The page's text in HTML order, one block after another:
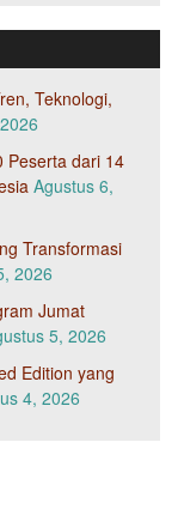
Teknologi,
Peserta dari 14
Agustus 6,
Transformasi
2026
Jumat
5, 2026
Edition yang
4, 2026